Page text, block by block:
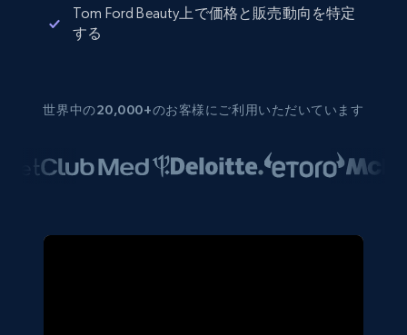
Tom Ford Beauty上で価格と販売動向を特定
する
世界中の20,000+のお客様にご利用いただいています